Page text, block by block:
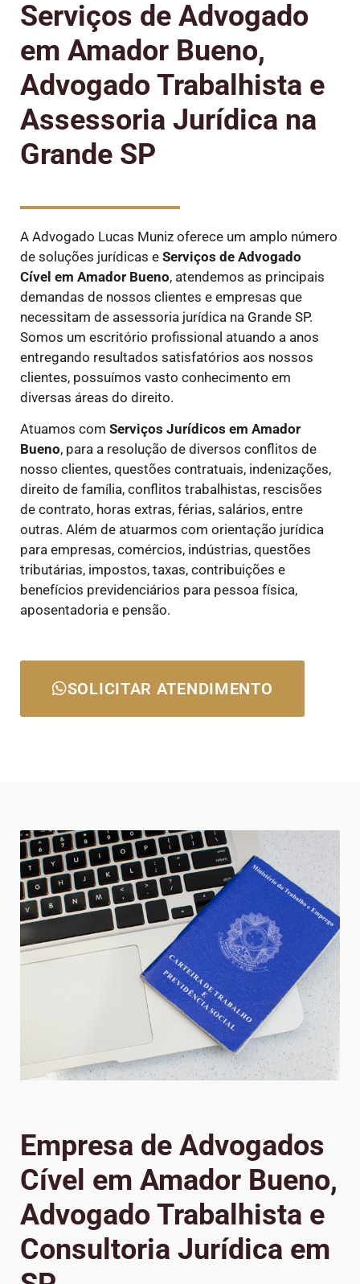
Serviços de Advogado
em Amador Bueno,
Advogado Trabalhista e
Assessoria Jurídica na
Grande SP
A Advogado Lucas Muniz oferece um amplo número
de soluções jurídicas e Serviços de Advogado
Cível em Amador Bueno, atendemos as principais
demandas de nossos clientes e empresas que
necessitam de assessoria jurídica na Grande SP.
Somos um escritório profissional atuando a anos
entregando resultados satisfatórios aos nossos
clientes, possuímos vasto conhecimento em
diversas áreas do direito.
Atuamos com Serviços Jurídicos em Amador
Bueno, para a resolução de diversos conflitos de
nosso clientes, questões contratuais, indenizações,
direito de família, conflitos trabalhistas, rescisões
de contrato, horas extras, férias, salários, entre
outras. Além de atuarmos com orientação jurídica
para empresas, comércios, indústrias, questões
tributárias, impostos, taxas, contribuições e
benefícios previdenciários para pessoa física,
aposentadoria e pensão.
SOLICITAR ATENDIMENTO
Empresa de Advogados
Cível em Amador Bueno,
Advogado Trabalhista e
Consultoria Jurídica em